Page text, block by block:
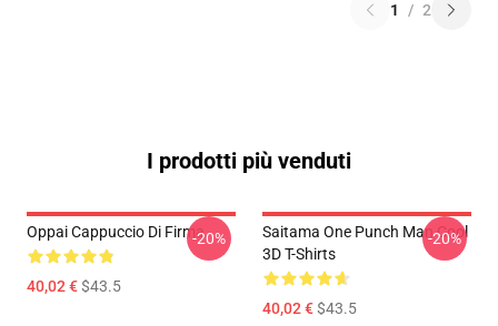
1 / 2
I prodotti più venduti
Oppai Cappuccio Di Firma
40,02 €$43.5
-20%
Saitama One Punch Man Cool
3D T-Shirts
40,02 €$43.5
-20%